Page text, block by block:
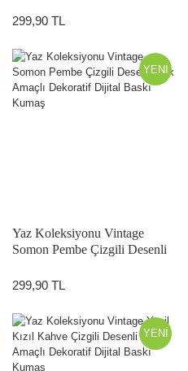
299,90 TL
YENİ
Yaz Koleksiyonu Vintage
Somon Pembe Çizgili Desenli
Baskı Kumaş
299,90 TL
YENİ